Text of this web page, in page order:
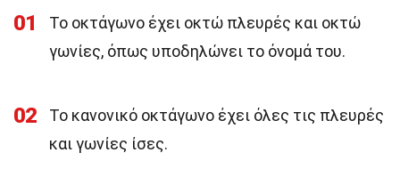
01
Το οκτάγωνο έχει οκτώ πλευρές και οκτώ
γωνίες, όπως υποδηλώνει το όνομά του.
02
Το κανονικό οκτάγωνο έχει όλες τις πλευρές
και γωνίες ίσες.